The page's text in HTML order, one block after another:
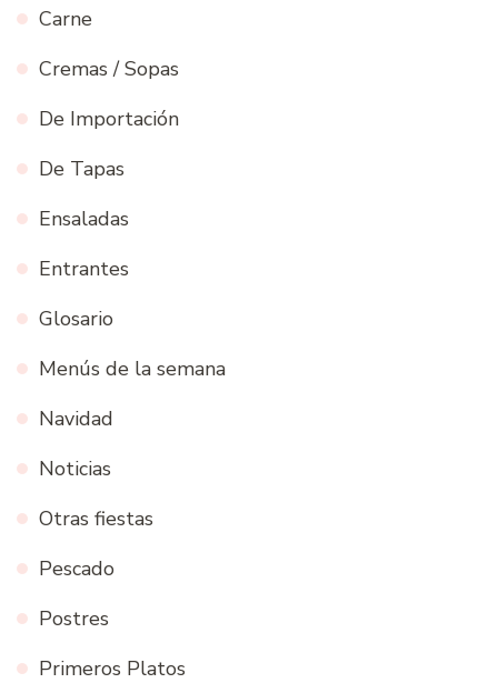
Carne
Cremas / Sopas
De Importación
De Tapas
Ensaladas
Entrantes
Glosario
Menús de la semana
Navidad
Noticias
Otras fiestas
Pescado
Postres
Primeros Platos